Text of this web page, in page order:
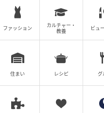
セリアで思わず「これだ…
「穴をあけるのはちょっと…
飾れるピン
ファッション
カルチャー・
教養
ビュ
住まい レシピ グ